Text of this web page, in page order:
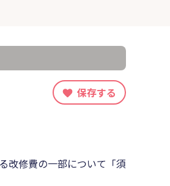
保存する
改修費の一部について「須